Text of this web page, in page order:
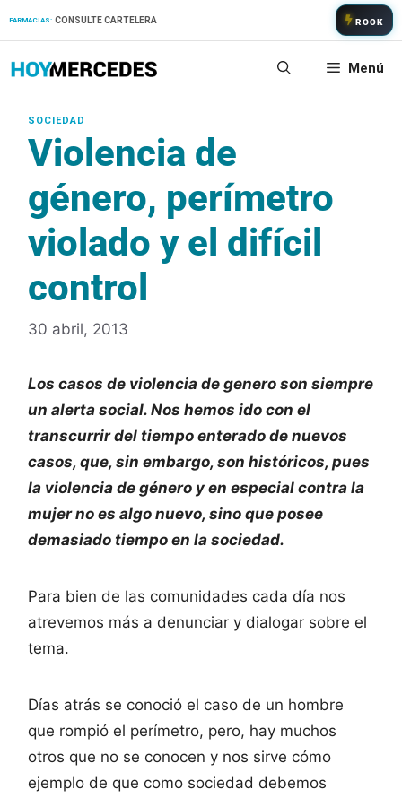
FARMACIAS: CONSULTE CARTELERA ROCK
Menú
Violencia de
género, perímetro
violado y el difícil
control
30 abril, 2013
Los casos de violencia de genero son siempre
un alerta social. Nos hemos ido con el
transcurrir del tiempo enterado de nuevos
casos, que, sin embargo, son históricos, pues
la violencia de género y en especial contra la
mujer no es algo nuevo, sino que posee
demasiado tiempo en la sociedad.
Para bien de las comunidades cada día nos
atrevemos más a denunciar y dialogar sobre el
tema.
Días atrás se conoció el caso de un hombre
que rompió el perímetro, pero, hay muchos
otros que no se conocen y nos sirve cómo
ejemplo de que como sociedad debemos